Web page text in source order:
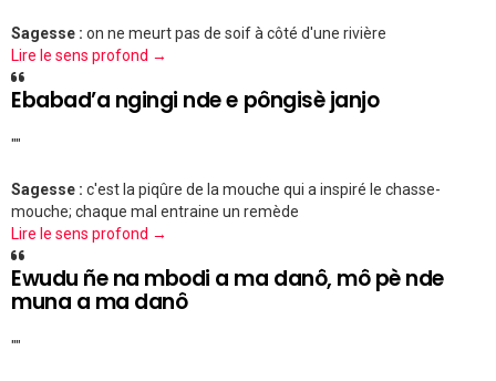
Sagesse : on ne meurt pas de soif à côté d'une rivière
Lire le sens profond →
Ebabad’a ngingi nde e pôngisè janjo
""
Sagesse : c'est la piqûre de la mouche qui a inspiré le chasse-
mouche; chaque mal entraine un remède
Lire le sens profond →
Ewudu ñe na mbodi a ma danô, mô pè nde
muna a ma danô
""